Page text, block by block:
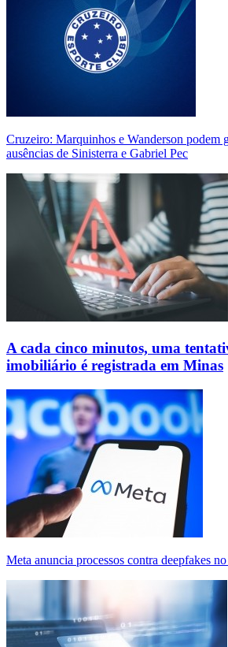
Cruzeiro: Marquinhos e Wanderson podem
ausências de Sinisterra e Gabriel Pec
A cada cinco minutos, uma
imobiliário é registrada em Minas
Meta anuncia processos contra deepfakes